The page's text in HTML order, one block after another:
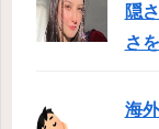
隠
さ
海